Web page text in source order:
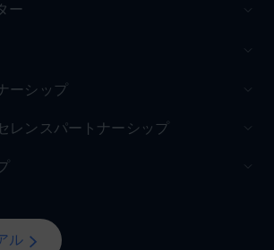
ー
ル
ーシップ
レンスパートナーシップ